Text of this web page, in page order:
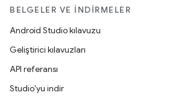
BELGELER VE İNDIRMELER
Android Studio kılavuzu
Geliştirici kılavuzları
API referansı
Studio'yu indir